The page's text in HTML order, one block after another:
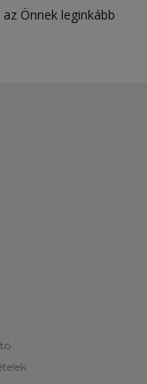
Önnek leginkább